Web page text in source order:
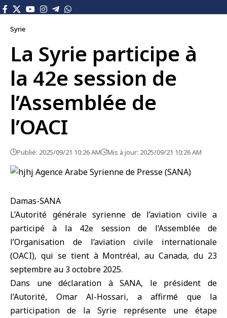
Syrie
La Syrie participe à
la 42e session de
l’Assemblée de
l’OACI
Publié: 2025/09/21 10:26 AM Mis à jour: 2025/09/21 10:26 AM
Damas-SANA
L’Autorité générale syrienne de l’aviation civile a
participé à la 42e session de l’Assemblée de
l’Organisation de l’aviation civile internationale
(OACI), qui se tient à Montréal, au Canada, du 23
septembre au 3 octobre 2025.
Dans une déclaration à SANA, le président de
l’Autorité, Omar Al-Hossari, a affirmé que la
participation de la Syrie représente une étape